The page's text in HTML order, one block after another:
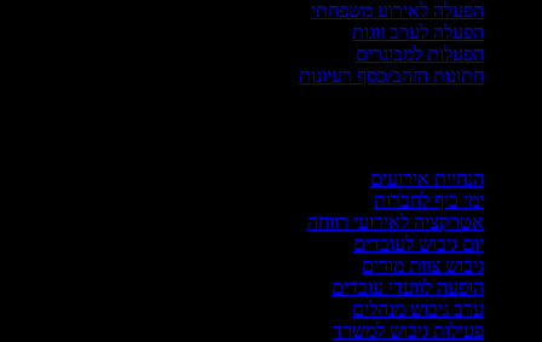
הפעלה לאירוע משפחתי
הפעלה לערב זוגות
הפעלות למבוגרים
חתונות הזהב/כסף רעיונות
הנחיית אירועים
ימי כיף לחברות
אטרקציה לאירועי רווחה
יום גיבוש לעובדים
גיבוש צוות מורים
הופעה לוועדי עובדים
ערב גיבוש מנהלים
פעילות גיבוש למשרד